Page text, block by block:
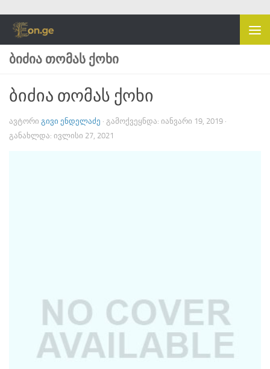
Skip to content
ᲑᲘᲫᲘᲐ ᲗᲝᲛᲐᲡ ᲥᲝᲮᲘ
ბიძია თომას ქოხი
ᲐᲕᲢᲝᲠᲘ ᲒᲘᲕᲘ ᲔᲜᲓᲔᲚᲐᲫᲔ · ᲒᲐᲛᲝᲥᲕᲔᲧᲜᲓᲐ: ᲘᲐᲜᲕᲐᲠᲘ 19, 2019 ·
ᲒᲐᲜᲐᲮᲚᲓᲐ: ᲘᲕᲚᲘᲡᲘ 27, 2021